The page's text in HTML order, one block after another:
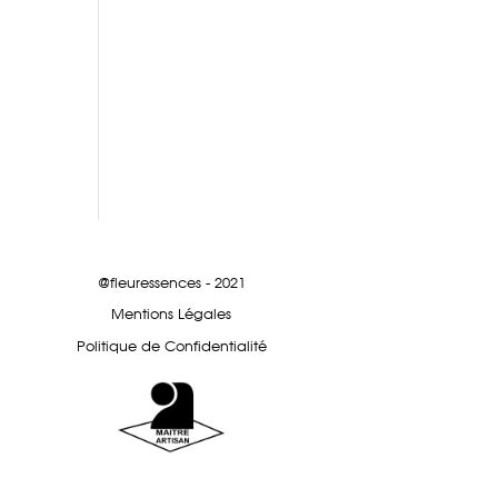
@fleuressences - 2021
Mentions Légales
Politique de Confidentialité